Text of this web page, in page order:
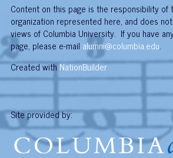
Content on this page is the responsibility of
organization represented here, and does
views of Columbia University. If you have
page, please e-mail alumni@columbia.edu.
Created with NationBuilder
Site provided by: